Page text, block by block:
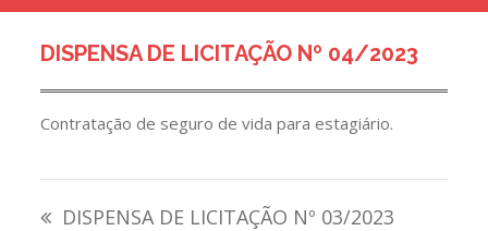
DISPENSA DE LICITAÇÃO Nº 04/2023
Contratação de seguro de vida para estagiário.
DISPENSA DE LICITAÇÃO Nº 03/2023